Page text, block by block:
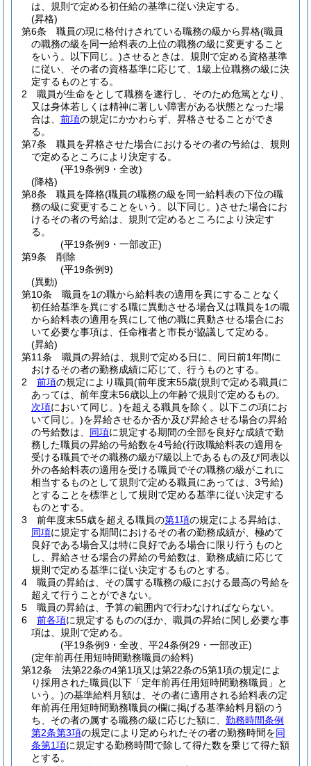
は、規則で定める初任給の基準に従い決定する。
(昇格)
第6条
職員の現に格付けされている職務の級から昇格(職員
の職務の級を同一給料表の上位の職務の級に変更すること
をいう。以下同じ。)させるときは、規則で定める資格基準
に従い、その者の資格基準に応じて、1級上位職務の級に決
定するものとする。
2
職員が生命をとして職務を遂行し、そのため危篤となり、
又は身体若しくは精神に著しい障害がある状態となった場
合は、 前項の規定にかかわらず、昇格させることができ
る。
第7条
職員を昇格させた場合におけるその者の号給は、規則
で定めるところにより決定する。
(平19条例9・全改)
(降格)
第8条
職員を降格(職員の職務の級を同一給料表の下位の職
務の級に変更することをいう。以下同じ。)させた場合にお
けるその者の号給は、規則で定めるところにより決定す
る。
(平19条例9・一部改正)
第9条
削除
(平19条例9)
(異動)
第10条
職員を1の職から給料表の適用を異にすることなく
初任給基準を異にする職に異動させる場合又は職員を1の職
から給料表の適用を異にして他の職に異動させる場合にお
いて必要な事項は、任命権者と市長が協議して定める。
(昇給)
第11条
職員の昇給は、規則で定める日に、同日前1年間に
おけるその者の勤務成績に応じて、行うものとする。
2
前項の規定により職員(前年度末55歳(規則で定める職員に
あっては、前年度末56歳以上の年齢で規則で定めるもの。
次項において同じ。)を超える職員を除く。以下この項にお
いて同じ。)を昇給させるか否か及び昇給させる場合の昇給
の号給数は、 同項に規定する期間の全部を良好な成績で勤
務した職員の昇給の号給数を4号給(行政職給料表の適用を
受ける職員でその職務の級が7級以上であるもの及び同表以
外の各給料表の適用を受ける職員でその職務の級がこれに
相当するものとして規則で定める職員にあっては、3号給)
とすることを標準として規則で定める基準に従い決定する
ものとする。
3
前年度末55歳を超える職員の第1項の規定による昇給は、
同項に規定する期間におけるその者の勤務成績が、極めて
良好である場合又は特に良好である場合に限り行うものと
し、昇給させる場合の昇給の号給数は、勤務成績に応じて
規則で定める基準に従い決定するものとする。
4
職員の昇給は、その属する職務の級における最高の号給を
超えて行うことができない。
5
職員の昇給は、予算の範囲内で行わなければならない。
6
前各項に規定するもののほか、職員の昇給に関し必要な事
項は、規則で定める。
(平19条例9・全改、平24条例29・一部改正)
(定年前再任用短時間勤務職員の給料)
第12条
法第22条の4第1項又は第22条の5第1項の規定によ
り採用された職員(以下「定年前再任用短時間勤務職員」と
いう。)の基準給料月額は、その者に適用される給料表の定
年前再任用短時間勤務職員の欄に掲げる基準給料月額のう
ち、その者の属する職務の級に応じた額に、 勤務時間条例
第2条第3項の規定により定められたその者の勤務時間を同
条第1項に規定する勤務時間で除して得た数を乗じて得た額
とする。